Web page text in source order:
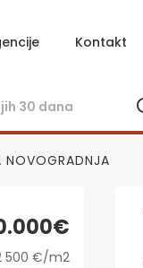
Kontakt
NOVOGRADNJA
500 €/m2